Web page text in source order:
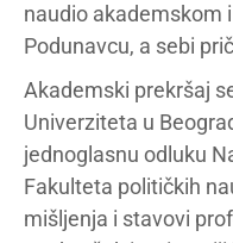
naudio akademskom
Podunavcu, a sebi
Akademski prekršaj
Univerziteta u
jednoglasnu odluku
Fakulteta političkih
mišljenja i stavovi